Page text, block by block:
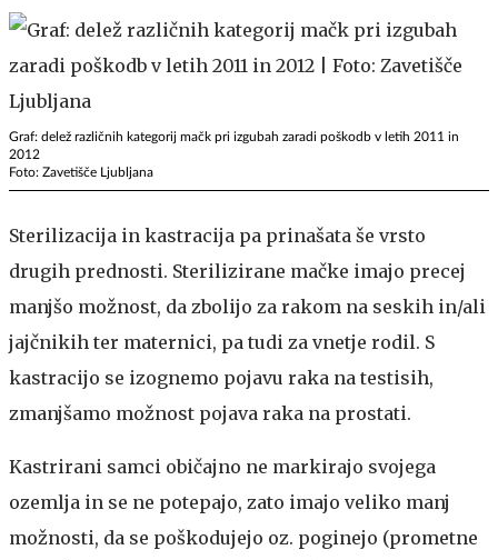
Graf: delež različnih kategorij mačk pri izgubah zaradi poškodb v letih 2011 in
2012
Foto: Zavetišče Ljubljana
Sterilizacija in kastracija pa prinašata še vrsto
drugih prednosti. Sterilizirane mačke imajo precej
manjšo možnost, da zbolijo za rakom na seskih in/ali
jajčnikih ter maternici, pa tudi za vnetje rodil. S
kastracijo se izognemo pojavu raka na testisih,
zmanjšamo možnost pojava raka na prostati.
Kastrirani samci običajno ne markirajo svojega
ozemlja in se ne potepajo, zato imajo veliko manj
možnosti, da se poškodujejo oz. poginejo (prometne